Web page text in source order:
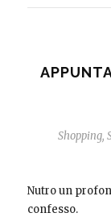
Shopping,
Nutro un
confesso.